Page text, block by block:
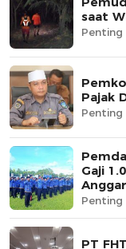
saat
Penting
Pajak
Penting
Gaji
Penting
PT